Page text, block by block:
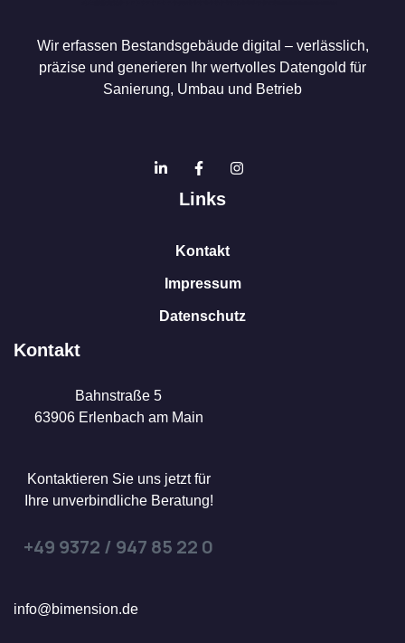
Wir erfassen Bestandsgebäude digital – verlässlich,
präzise und generieren Ihr wertvolles Datengold für
Sanierung, Umbau und Betrieb
Links
Kontakt
Impressum
Datenschutz
Kontakt
Bahnstraße 5
63906 Erlenbach am Main
Kontaktieren Sie uns jetzt für
Ihre unverbindliche Beratung!
+49 9372 / 947 85 22 0
info@bimension.de